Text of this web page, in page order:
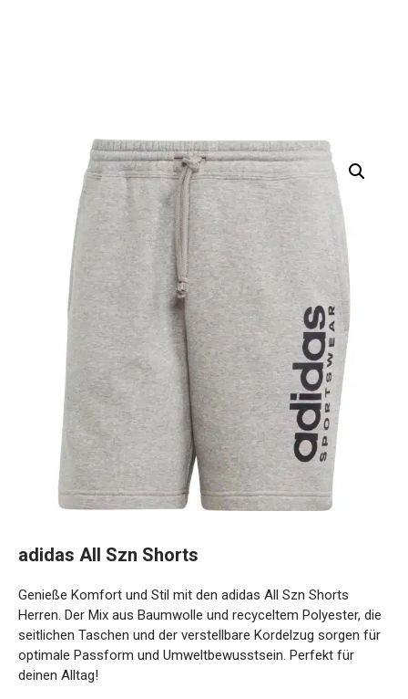
Herren. Der Mix aus Baumwolle und recyceltem Polyester,
die seitlichen Taschen und der verstellbare Kordelzug
sorgen für optimale Passform und Umweltbewusstsein.
Perfekt für deinen Alltag!